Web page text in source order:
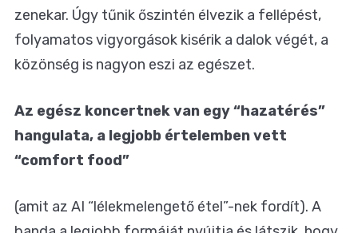
zenekar. Úgy tűnik őszintén élvezik a fellépést,
folyamatos vigyorgások kisérik a dalok végét, a
közönség is nagyon eszi az egészet.
Az egész koncertnek van egy “hazatérés”
hangulata, a legjobb értelemben vett
“comfort food”
(amit az AI “lélekmelengető étel”-nek fordít). A